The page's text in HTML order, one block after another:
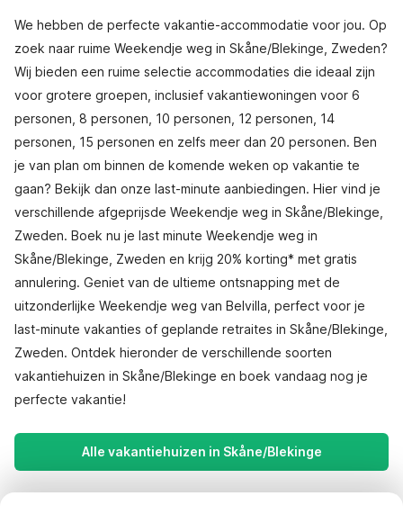
We hebben de perfecte vakantie-accommodatie voor jou. Op
zoek naar ruime Weekendje weg in Skåne/Blekinge, Zweden?
Wij bieden een ruime selectie accommodaties die ideaal zijn
voor grotere groepen, inclusief vakantiewoningen voor 6
personen, 8 personen, 10 personen, 12 personen, 14
personen, 15 personen en zelfs meer dan 20 personen. Ben
je van plan om binnen de komende weken op vakantie te
gaan? Bekijk dan onze last-minute aanbiedingen. Hier vind je
verschillende afgeprijsde Weekendje weg in Skåne/Blekinge,
Zweden. Boek nu je last minute Weekendje weg in
Skåne/Blekinge, Zweden en krijg 20% korting* met gratis
annulering. Geniet van de ultieme ontsnapping met de
uitzonderlijke Weekendje weg van Belvilla, perfect voor je
last-minute vakanties of geplande retraites in Skåne/Blekinge,
Zweden. Ontdek hieronder de verschillende soorten
vakantiehuizen in Skåne/Blekinge en boek vandaag nog je
perfecte vakantie!
Alle vakantiehuizen in Skåne/Blekinge